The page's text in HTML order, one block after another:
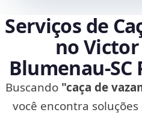
Serviços de
no
Buscando "caça de
você encontra